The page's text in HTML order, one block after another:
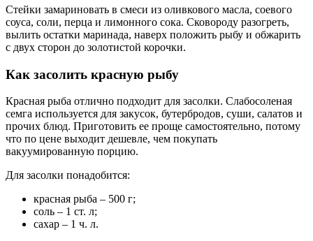
Стейки замариновать в смеси из оливкового масла, соевого
соуса, соли, перца и лимонного сока. Сковороду разогреть,
вылить остатки маринада, наверх положить рыбу и обжарить
с двух сторон до золотистой корочки.
Как засолить красную рыбу
Красная рыба отлично подходит для засолки. Слабосоленая
семга используется для закусок, бутербродов, суши, салатов и
прочих блюд. Приготовить ее проще самостоятельно, потому
что по цене выходит дешевле, чем покупать
вакуумированную порцию.
Для засолки понадобится:
красная рыба – 500 г;
соль – 1 ст. л;
сахар – 1 ч. л.